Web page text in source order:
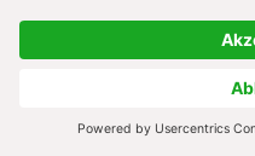
kindergarten heute
Wenn Eltern Rat suchen